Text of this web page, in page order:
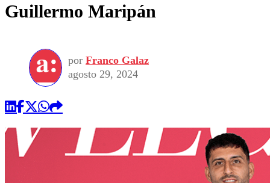
Guillermo Maripán
por Franco Galaz
agosto 29, 2024